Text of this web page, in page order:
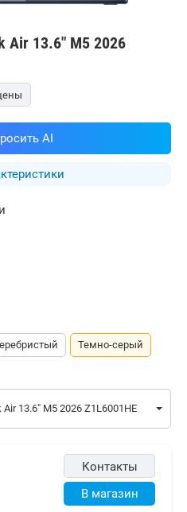
Air 13.6" M5 2026
Темно-серый
13.6" M5 2026 Z1L6001HE
AI
Контакты
В магазин